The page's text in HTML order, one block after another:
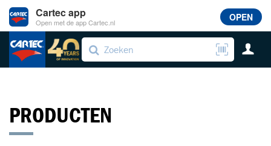
PRODUCTEN
Cartec app
Open met de app Cartec.nl OPEN